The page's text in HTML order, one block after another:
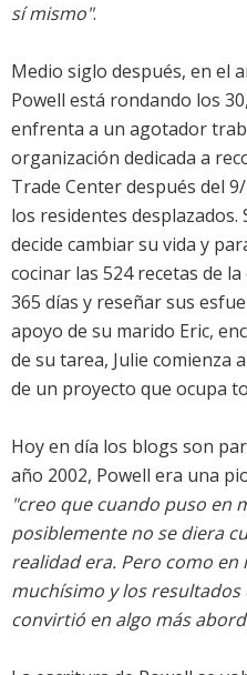
sí mismo".
Medio siglo después, en el
Powell está rondando los
enfrenta a un agotador
organización dedicada a
Trade Center después del
los residentes desplazados.
decide cambiar su vida y
cocinar las 524 recetas de
365 días y reseñar sus
apoyo de su marido Eric,
de su tarea, Julie comienza
de un proyecto que ocupa
Hoy en día los blogs son
año 2002, Powell era una
"creo que cuando puso en
posiblemente no se diera
realidad era. Pero como
muchísimo y los resultados
convirtió en algo más